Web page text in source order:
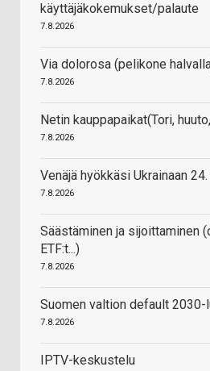
käyttäjäkokemukset/palaute
7.8.2026
Via dolorosa (pelikone
7.8.2026
Netin kauppapaikat(Tori,
7.8.2026
Venäjä hyökkäsi Ukrainaan
7.8.2026
Säästäminen ja sijoittaminen
ETF:t...)
7.8.2026
Suomen valtion default 2030-
7.8.2026
IPTV-keskustelu